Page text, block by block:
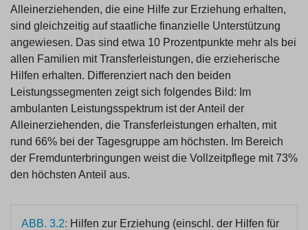
Alleinerziehenden, die eine Hilfe zur Erziehung erhalten,
sind gleichzeitig auf staatliche finanzielle Unterstützung
angewiesen. Das sind etwa 10 Prozentpunkte mehr als bei
allen Familien mit Transferleistungen, die erzieherische
Hilfen erhalten. Differenziert nach den beiden
Leistungssegmenten zeigt sich folgendes Bild: Im
ambulanten Leistungsspektrum ist der Anteil der
Alleinerziehenden, die Transferleistungen erhalten, mit
rund 66% bei der Tagesgruppe am höchsten. Im Bereich
der Fremdunterbringungen weist die Vollzeitpflege mit 73%
den höchsten Anteil aus.
ABB. 3.2: Hilfen zur Erziehung (einschl. der Hilfen für